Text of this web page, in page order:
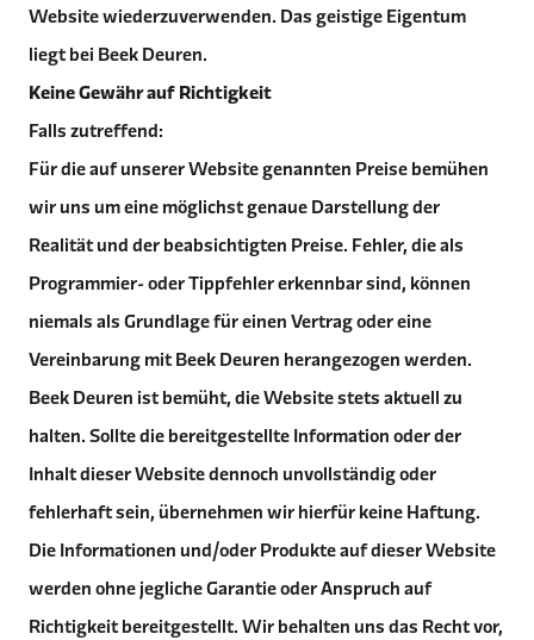
Website wiederzuverwenden. Das geistige Eigentum
liegt bei Beek Deuren.
Keine Gewähr auf Richtigkeit
Falls zutreffend:
Für die auf unserer Website genannten Preise bemühen
wir uns um eine möglichst genaue Darstellung der
Realität und der beabsichtigten Preise. Fehler, die als
Programmier- oder Tippfehler erkennbar sind, können
niemals als Grundlage für einen Vertrag oder eine
Vereinbarung mit Beek Deuren herangezogen werden.
Beek Deuren ist bemüht, die Website stets aktuell zu
halten. Sollte die bereitgestellte Information oder der
Inhalt dieser Website dennoch unvollständig oder
fehlerhaft sein, übernehmen wir hierfür keine Haftung.
Die Informationen und/oder Produkte auf dieser Website
werden ohne jegliche Garantie oder Anspruch auf
Richtigkeit bereitgestellt. Wir behalten uns das Recht vor,